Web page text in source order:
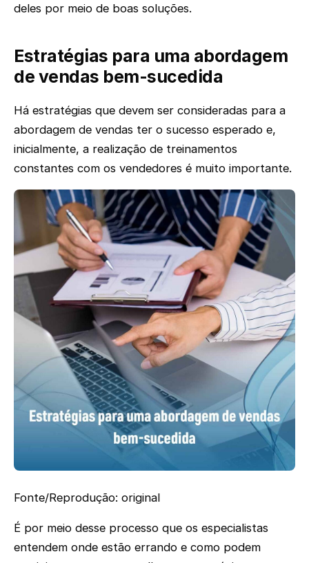
deles por meio de boas soluções.
Estratégias para uma abordagem
de vendas bem-sucedida
Há estratégias que devem ser consideradas para a
abordagem de vendas ter o sucesso esperado e,
inicialmente, a realização de treinamentos
constantes com os vendedores é muito importante.
Fonte/Reprodução: original
É por meio desse processo que os especialistas
entendem onde estão errando e como podem